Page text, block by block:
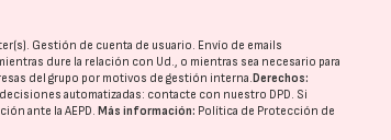
Gestión de cuenta de usuario. Envío de emails
dure la relación con Ud., o mientras sea necesario para
del grupo por motivos de gestión interna. Derechos:
automatizadas: contacte con nuestro DPD. Si
ante laAEPD. Más información: Política de Protección de